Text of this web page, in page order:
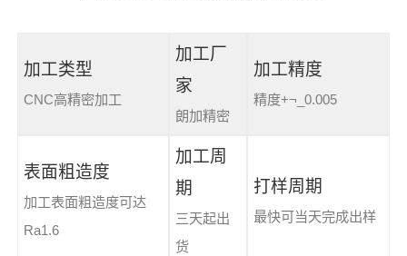
加工类型
CNC高精密加工
加工厂
家
朗加精密
加工精度
精度+¬_0.005
表面粗造度
加工表面粗造度可达
Ra1.6
加工周
期
三天起出
货
打样周期
最快可当天完成出样